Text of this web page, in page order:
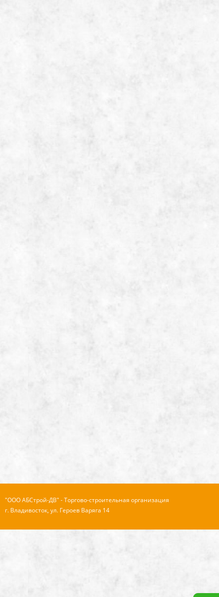
"ООО АБСтрой-ДВ" - Торгово-строительная организация
г. Владивосток, ул. Героев Варяга 14